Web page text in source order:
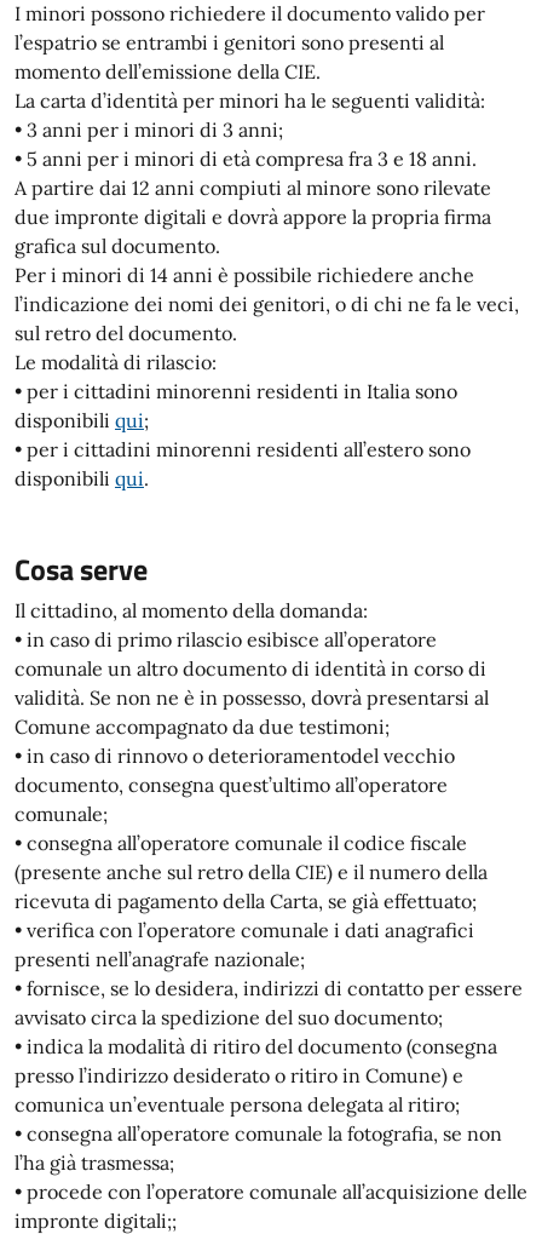
I minori possono richiedere il documento valido per
l’espatrio se entrambi i genitori sono presenti al
momento dell’emissione della CIE.
La carta d’identità per minori ha le seguenti validità:
• 3 anni per i minori di 3 anni;
• 5 anni per i minori di età compresa fra 3 e 18 anni.
A partire dai 12 anni compiuti al minore sono rilevate
due impronte digitali e dovrà appore la propria firma
grafica sul documento.
Per i minori di 14 anni è possibile richiedere anche
l’indicazione dei nomi dei genitori, o di chi ne fa le veci,
sul retro del documento.
Le modalità di rilascio:
• per i cittadini minorenni residenti in Italia sono
disponibili qui;
• per i cittadini minorenni residenti all’estero sono
disponibili qui.
Cosa serve
Il cittadino, al momento della domanda:
• in caso di primo rilascio esibisce all’operatore
comunale un altro documento di identità in corso di
validità. Se non ne è in possesso, dovrà presentarsi al
Comune accompagnato da due testimoni;
• in caso di rinnovo o deterioramentodel vecchio
documento, consegna quest’ultimo all’operatore
comunale;
• consegna all’operatore comunale il codice fiscale
(presente anche sul retro della CIE) e il numero della
ricevuta di pagamento della Carta, se già effettuato;
• verifica con l’operatore comunale i dati anagrafici
presenti nell’anagrafe nazionale;
• fornisce, se lo desidera, indirizzi di contatto per essere
avvisato circa la spedizione del suo documento;
• indica la modalità di ritiro del documento (consegna
presso l’indirizzo desiderato o ritiro in Comune) e
comunica un’eventuale persona delegata al ritiro;
• consegna all’operatore comunale la fotografia, se non
l’ha già trasmessa;
• procede con l’operatore comunale all’acquisizione delle
impronte digitali;;